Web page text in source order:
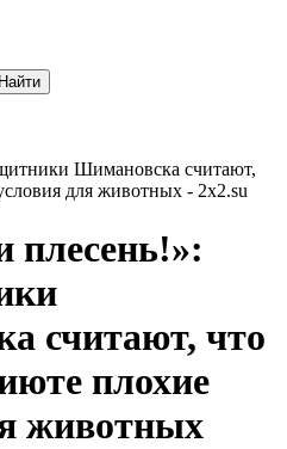
Найти
Шимановска считают,
для животных - 2x2.su
плесень!»:
считают, что
плохие
животных